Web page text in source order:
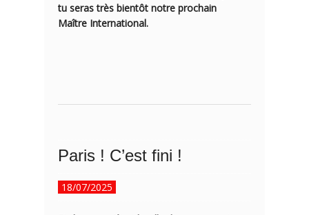
tu seras très bientôt notre prochain
Maître International.
Paris ! C’est fini !
18/07/2025